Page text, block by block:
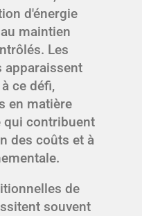
d'énergie
maintien
Les
apparaissent
ce défi,
en matière
qui contribuent
des coûts et à
de
souvent